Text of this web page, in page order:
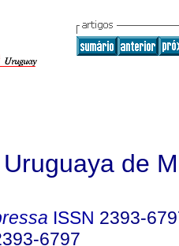
de
ISSN 2393-
6797